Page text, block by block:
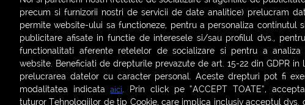
Termeni și condiții | Politica de confidențialitate | Politica de cookies
Contact: office@smartradio.ro
precum si furnizorii nostri de servicii de date analitice) prelucram
permite website-ului sa functioneze, pentru a personaliza continutul
publicitare afisate in functie de interesele si/sau profilul dvs.,
functionalitati aferente retelelor de socializare si pentru a
website. Beneficiati de drepturile prevazute de art. 15-22 din GDPR in
prelucrarea datelor cu caracter personal. Aceste drepturi pot fi
modalitatea indicataaici. Prin click pe “ACCEPT TOATE”,
tuturor Tehnologiilor de tip Cookie, care implica inclusiv acceptul dvs.